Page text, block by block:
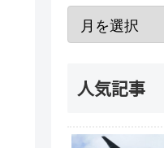
人気記事